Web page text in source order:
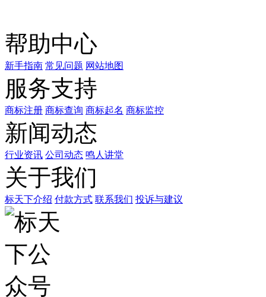
帮助中心
新手指南 常见问题 网站地图
服务支持
商标注册 商标查询 商标起名 商标监控
新闻动态
行业资讯 公司动态 鸣人讲堂
关于我们
标天下介绍 付款方式 联系我们 投诉与建议